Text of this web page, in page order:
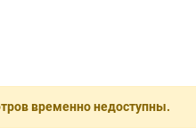
временно недоступны.